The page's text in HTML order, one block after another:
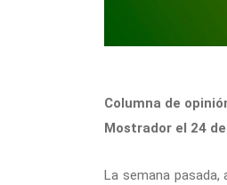
Columna de
Mostrador el 24
La semana pasada,